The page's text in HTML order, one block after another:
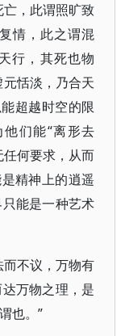
，此谓照旷致
情，此之谓混
行，其死也物
恬淡，乃合天
能超越时空的限
们能“离形去
何要求，从而
精神上的逍遥
能是一种艺术
不议，万物有
万物之理，是
也。”